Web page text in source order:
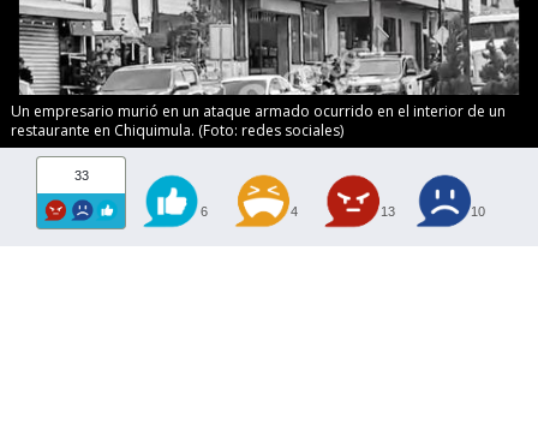
Un empresario murió en un ataque armado ocurrido en el interior de un
restaurante en Chiquimula. (Foto: redes sociales)
33
6 4 13 10